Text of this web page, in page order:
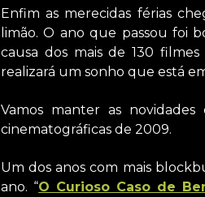
Enfim as merecidas férias
limão. O ano que passou foi
causa dos mais de 130
realizará um sonho que está
Vamos manter as
cinematográficas de 2009.
Um dos anos com mais
ano. “O Curioso Caso de